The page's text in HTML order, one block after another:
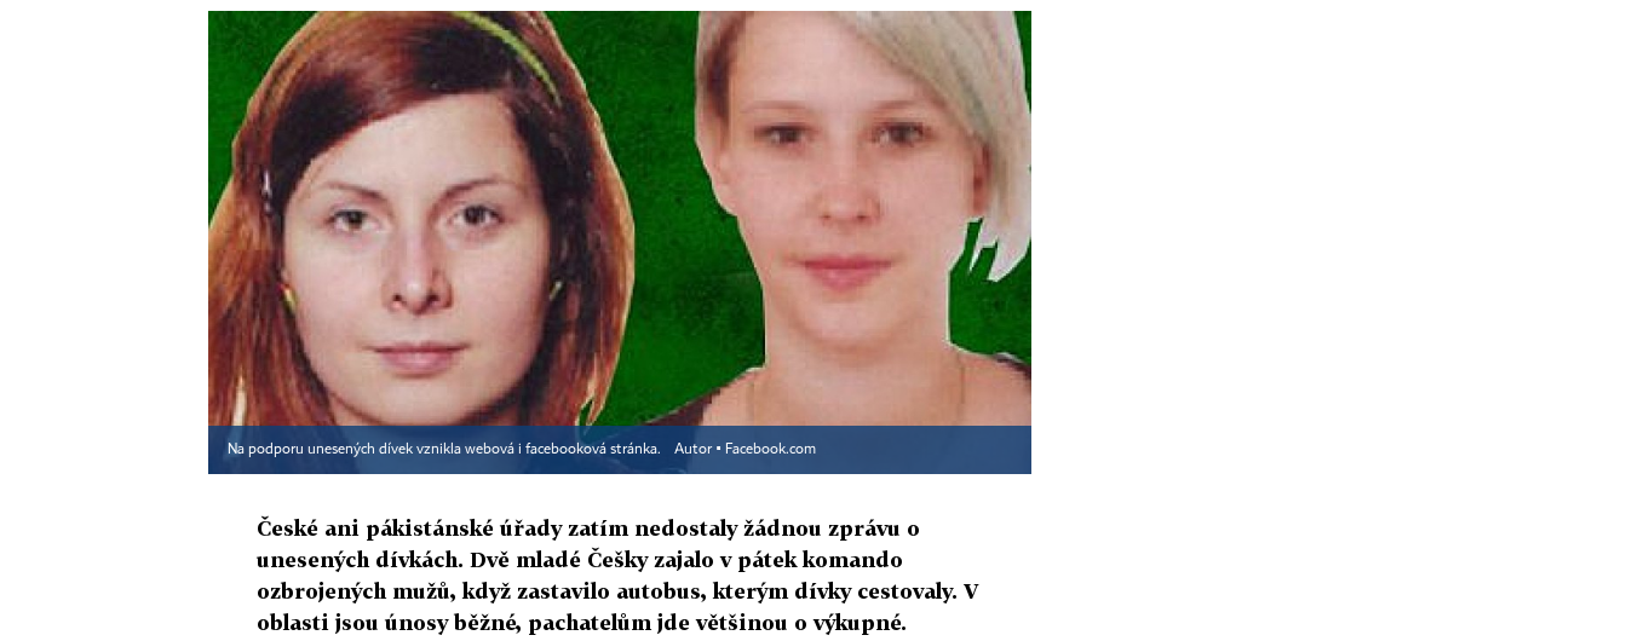
Na podporu unesených dívek vznikla webová i facebooková stránka. Autor ▪ Facebook.com
České ani pákistánské úřady zatím nedostaly žádnou zprávu o
unesených dívkách. Dvě mladé Češky zajalo v pátek komando
ozbrojených mužů, když zastavilo autobus, kterým dívky cestovaly. V
oblasti jsou únosy běžné, pachatelům jde většinou o výkupné.